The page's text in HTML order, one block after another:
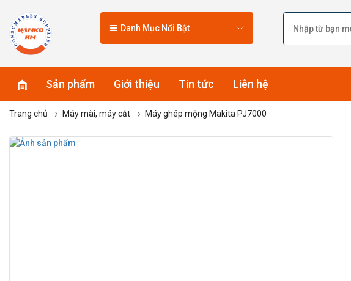
Danh Mục Nổi Bật
Sản phẩm Giới thiệu Tin tức Liên hệ
Trang chủ Máy mài, máy cắt Máy ghép mộng Makita PJ7000